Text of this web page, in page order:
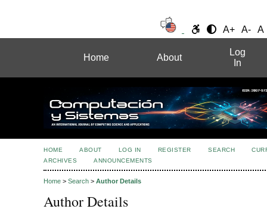
A+ A- A
Home About
Log
In
HOME ABOUT LOG IN REGISTER SEARCH
ARCHIVES
ANNOUNCEMENTS
Home > Search > Author Details
Author Details